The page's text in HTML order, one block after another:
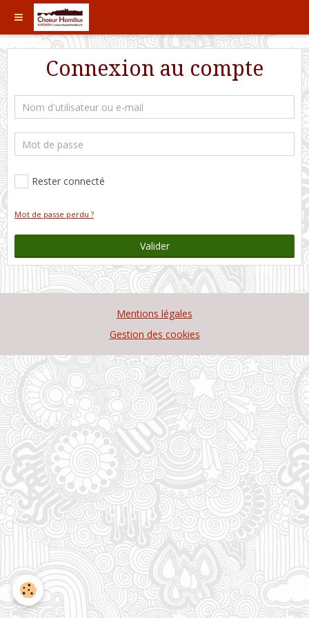
Connexion au compte
Rester connecté
Mot de passe perdu ?
Valider
Mentions légales
Gestion des cookies